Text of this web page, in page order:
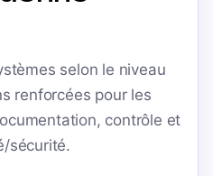
selon le niveau
renforcées pour les
contrôle et
sécurité.